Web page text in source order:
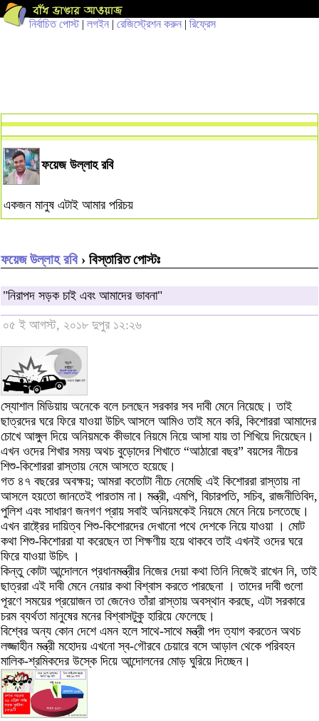
নির্বাচিত পোস্ট| লগইন | রেজিস্ট্রেশন করুন | রিফ্রেস
ফয়েজ উল্লাহ রবি
একজন মানুষ এটাই আমার পরিচয়
ফয়েজ উল্লাহ রবি› বিস্তারিত পোস্টঃ
"নিরাপদ সড়ক চাই এবং আমাদের ভাবনা"
০৫ ই আগস্ট, ২০১৮ দুপুর ১২:২৬
স্যোশাল মিডিয়ায় অনেকে বলে চলছেন সরকার সব দাবী মেনে নিয়েছে। তাই
ছাত্রদের ঘরে ফিরে যাওয়া উচিৎ আসলে আমিও তাই মনে করি, কিশোররা আমাদের
চোখে আঙ্গুল দিয়ে অনিয়মকে কীভাবে নিয়মে নিয়ে আসা যায় তা শিখিয়ে দিয়েছেন।
এখন ওদের শিখার সময় অথচ বুড়োদের শিখাতে “আঠারো বছর” বয়সের নীচের
শিশু-কিশোররা রাস্তায় নেমে আসতে হয়েছে।
গত ৪৭ বছরের অবক্ষয়; আমরা কতোটা নীচে নেমেছি এই কিশোররা রাস্তায় না
আসলে হয়তো জানতেই পারতাম না। মন্ত্রী, এমপি, বিচারপতি, সচিব, রাজনীতিবিদ,
পুলিশ এবং সাধারণ জনগণ প্রায় সবাই অনিয়মকেই নিয়মে মেনে নিয়ে চলতেছে।
এখন রাষ্ট্রের দায়িত্ব শিশু-কিশোরদের দেখানো পথে দেশকে নিয়ে যাওয়া । মোট
কথা শিশু-কিশোররা যা করেছেন তা শিক্ষণীয় হয়ে থাকবে তাই এখনই ওদের ঘরে
ফিরে যাওয়া উচিৎ ।
কিন্তু কোটা আন্দোলনে প্রধানমন্ত্রীর নিজের দেয়া কথা তিনি নিজেই রাখেন নি, তাই
ছাত্ররা এই দাবী মেনে নেয়ার কথা বিশ্বাস করতে পারছেনা । তাদের দাবী গুলো
পূরণে সময়ের প্রয়োজন তা জেনেও তাঁরা রাস্তায় অবস্থান করছে, এটা সরকারে
চরম ব্যর্থতা মানুষের মনের বিশ্বাসটুকু হারিয়ে ফেলেছে।
বিশ্বের অন্য কোন দেশে এমন হলে সাথে-সাথে মন্ত্রী পদ ত্যাগ করতেন অথচ
লজ্জাহীন মন্ত্রী মহোদয় এখনো স্ব-গৌরবে চেয়ারে বসে আড়াল থেকে পরিবহন
মালিক-শ্রমিকদের উস্কে দিয়ে আন্দোলনের মোড় ঘুরিয়ে দিচ্ছেন।